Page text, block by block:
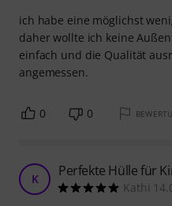
ich habe eine möglichst
daher wollte ich keine
einfach und die Qualität
angemessen.
0 0
K Perfekte Hülle für
Kathi